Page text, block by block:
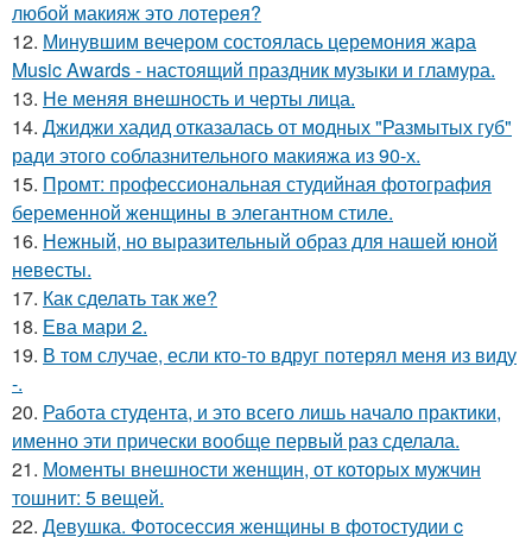
любой макияж это лотерея?
12. Минувшим вечером состоялась церемония жара
Music Awards - настоящий праздник музыки и гламура.
13. Не меняя внешность и черты лица.
14. Джиджи хадид отказалась от модных "Размытых губ"
ради этого соблазнительного макияжа из 90-х.
15. Промт: профессиональная студийная фотография
беременной женщины в элегантном стиле.
16. Нежный, но выразительный образ для нашей юной
невесты.
17. Как сделать так же?
18. Ева мари 2.
19. В том случае, если кто-то вдруг потерял меня из виду
-.
20. Работа студента, и это всего лишь начало практики,
именно эти прически вообще первый раз сделала.
21. Моменты внешности женщин, от которых мужчин
тошнит: 5 вещей.
22. Девушка. Фотосессия женщины в фотостудии c